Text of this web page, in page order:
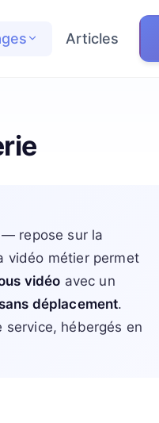
Articles
repose sur la
vidéo métier permet
vidéo avec un
déplacement.
service, hébergés en